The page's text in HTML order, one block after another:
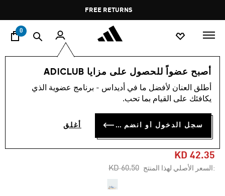
Pause
promotion
rotation
FREE RETURNS
0
أصبح عضواً للحصول على مزايا ADICLUB
أطلق العنان لأفضل ما في أديداس - برنامج عضوية الذي
يكافئك على القيام بما تحب.
سجل الدخول أو انضم الآن أغلق
الرجال أحذية
-30%
حذاء SUPERNOVA RISE 2
RUNNING
KD 42.35
:السعر الأصلي لهذا المنتج Price reduced from
KD 60.50
to